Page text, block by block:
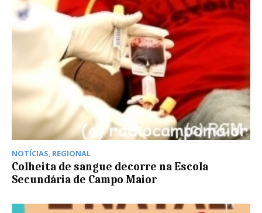
NOTÍCIAS REGIONAL
Colheita de sangue decorre na Escola
Secundária de Campo Maior